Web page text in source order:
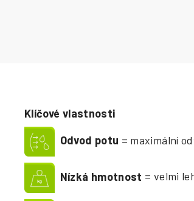
Klíčové vlastnosti
Odvod potu = maximální
Nízká hmotnost = velmi